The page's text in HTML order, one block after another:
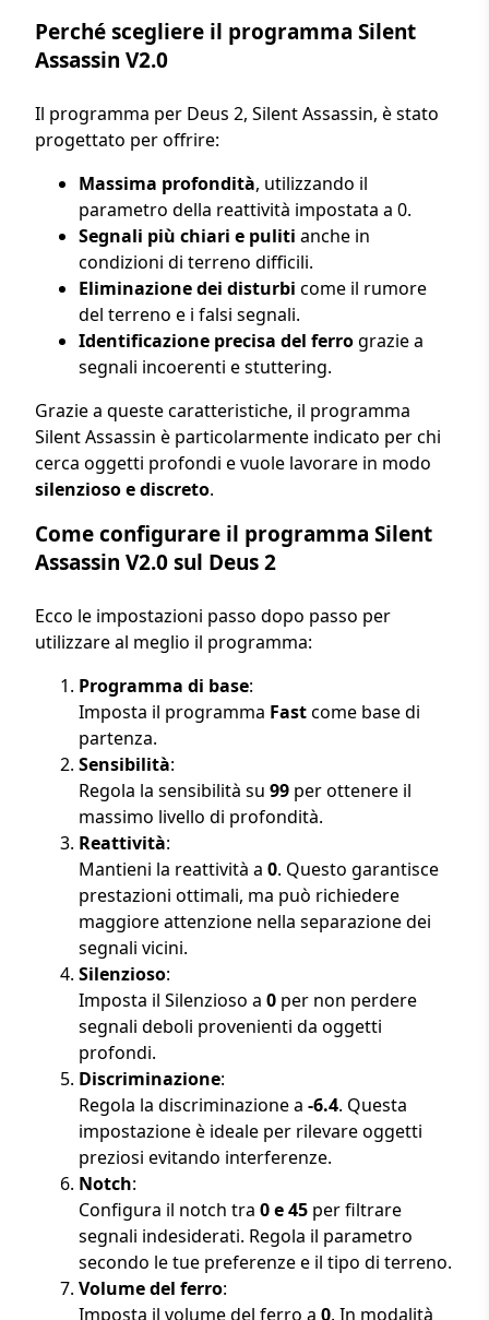
Perché scegliere il programma Silent
Assassin V2.0
Il programma per Deus 2, Silent Assassin, è stato
progettato per offrire:
Massima profondità, utilizzando il
parametro della reattività impostata a 0.
Segnali più chiari e puliti anche in
condizioni di terreno difficili.
Eliminazione dei disturbi come il rumore
del terreno e i falsi segnali.
Identificazione precisa del ferrograzie a
segnali incoerenti e stuttering.
Grazie a queste caratteristiche, il programma
Silent Assassin è particolarmente indicato per chi
cerca oggetti profondi e vuole lavorare in modo
silenzioso e discreto.
Come configurare il programma Silent
Assassin V2.0 sul Deus 2
Ecco le impostazioni passo dopo passo per
utilizzare al meglio il programma:
Programma di base:
Imposta il programma Fastcome base di
partenza.
Sensibilità:
Regola la sensibilità su 99 per ottenere il
massimo livello di profondità.
Reattività:
Mantieni la reattività a 0. Questo garantisce
prestazioni ottimali, ma può richiedere
maggiore attenzione nella separazione dei
segnali vicini.
Silenzioso:
Imposta il Silenzioso a 0 per non perdere
segnali deboli provenienti da oggetti
profondi.
Discriminazione:
Regola la discriminazione a -6.4. Questa
impostazione è ideale per rilevare oggetti
preziosi evitando interferenze.
Notch:
Configura il notch tra 0 e 45 per filtrare
segnali indesiderati. Regola il parametro
secondo le tue preferenze e il tipo di terreno.
Volume del ferro:
Imposta il volume del ferro a 0. In modalità